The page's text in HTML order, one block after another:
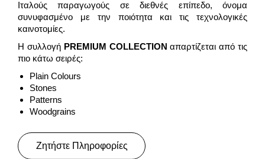
Ιταλούς παραγωγούς σε διεθνές επίπεδο, όνομα
συνυφασμένο με την ποιότητα και τις τεχνολογικές
καινοτομίες.
Η συλλογή PREMIUM COLLECTION απαρτίζεται από τις
πιο κάτω σειρές:
Plain Colours
Stones
Patterns
Woodgrains
Ζητήστε Πληροφορίες